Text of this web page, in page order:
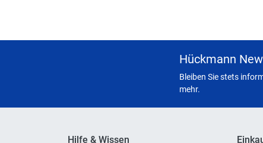
Hückmann
Bleiben Sie stets
mehr.
Hilfe & Wissen